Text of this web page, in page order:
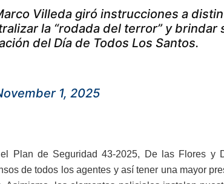
Villeda giró instrucciones a
la “rodada del terror” y brindar
del Día de Todos Los Santos.
1, 2025
Plan de Seguridad 43-2025, De las Flores y
de todos los agentes y así tener una mayor